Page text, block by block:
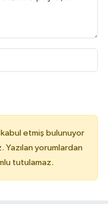
kabul etmiş bulunuyor
yorumlardan
tutulamaz.